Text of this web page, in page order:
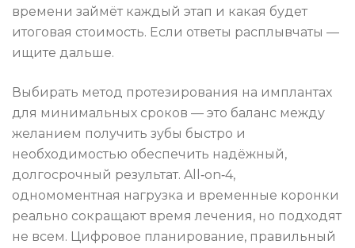
времени займёт каждый этап и какая будет
итоговая стоимость. Если ответы расплывчаты —
ищите дальше.
Выбирать метод протезирования на имплантах
для минимальных сроков — это баланс между
желанием получить зубы быстро и
необходимостью обеспечить надёжный,
долгосрочный результат. All‑on‑4,
одномоментная нагрузка и временные коронки
реально сокращают время лечения, но подходят
не всем. Цифровое планирование, правильный